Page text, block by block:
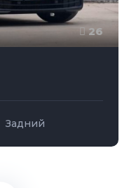
26
Задний